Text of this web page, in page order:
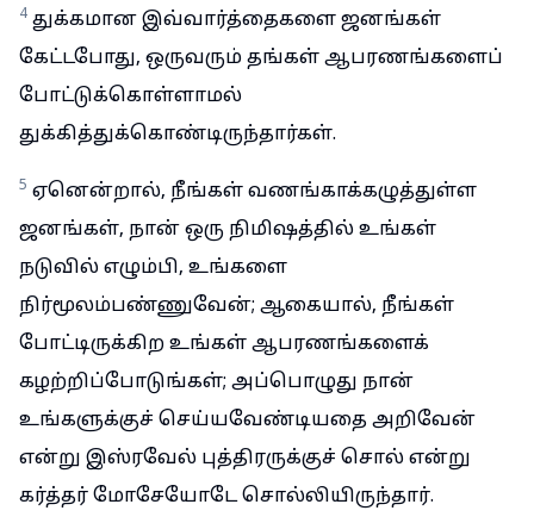
4 துக்கமான இவ்வார்த்தைகளை ஜனங்கள்
கேட்டபோது, ஒருவரும் தங்கள் ஆபரணங்களைப்
போட்டுக்கொள்ளாமல்
துக்கித்துக்கொண்டிருந்தார்கள்.
5 ஏனென்றால், நீங்கள் வணங்காக்கழுத்துள்ள
ஜனங்கள், நான் ஒரு நிமிஷத்தில் உங்கள்
நடுவில் எழும்பி, உங்களை
நிர்மூலம்பண்ணுவேன்; ஆகையால், நீங்கள்
போட்டிருக்கிற உங்கள் ஆபரணங்களைக்
கழற்றிப்போடுங்கள்; அப்பொழுது நான்
உங்களுக்குச் செய்யவேண்டியதை அறிவேன்
என்று இஸ்ரவேல் புத்திரருக்குச் சொல் என்று
கர்த்தர் மோசேயோடே சொல்லியிருந்தார்.